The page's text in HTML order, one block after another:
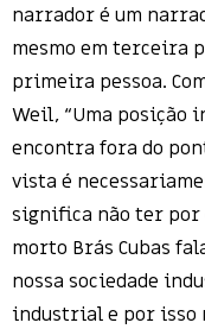
narrador é um
mesmo em terceira
primeira pessoa.
Weil, “Uma posição
encontra fora do
vista é
significa não ter por
morto Brás Cubas
nossa sociedade
industrial e por isso